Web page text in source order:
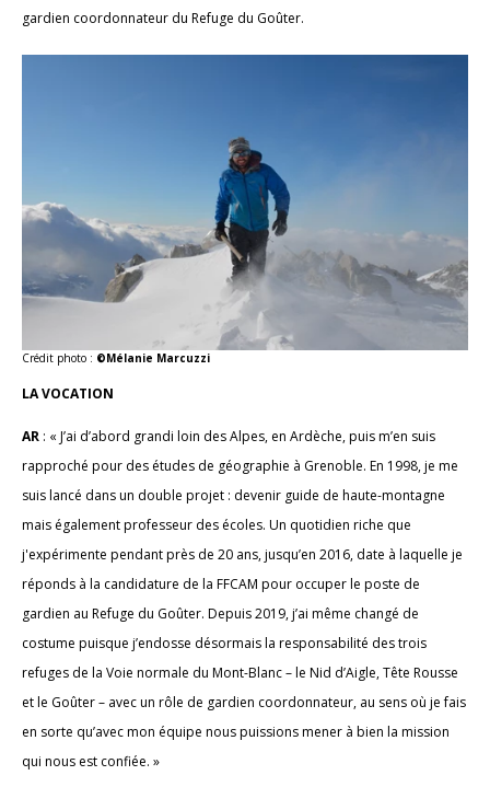
gardien coordonnateur du Refuge du Goûter.
Crédit photo : ©Mélanie Marcuzzi
LA VOCATION
AR : « J’ai d’abord grandi loin des Alpes, en Ardèche, puis m’en suis
rapproché pour des études de géographie à Grenoble. En 1998, je me
suis lancé dans un double projet : devenir guide de haute-montagne
mais également professeur des écoles. Un quotidien riche que
j'expérimente pendant près de 20 ans, jusqu’en 2016, date à laquelle je
réponds à la candidature de la FFCAM pour occuper le poste de
gardien au Refuge du Goûter. Depuis 2019, j’ai même changé de
costume puisque j’endosse désormais la responsabilité des trois
refuges de la Voie normale du Mont-Blanc – le Nid d’Aigle, Tête Rousse
et le Goûter – avec un rôle de gardien coordonnateur, au sens où je fais
en sorte qu’avec mon équipe nous puissions mener à bien la mission
qui nous est confiée. »